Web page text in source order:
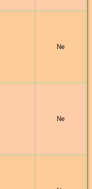
Ne
Ne